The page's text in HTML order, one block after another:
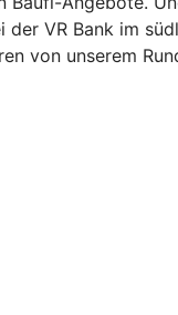
VR Bank im
von unserem